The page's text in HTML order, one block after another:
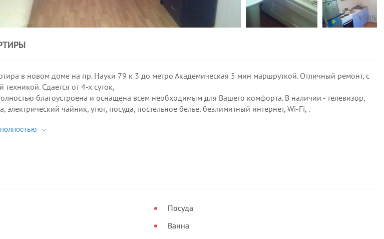
в новом доме на пр. Науки 79 к 3 до метро Академическая 5 мин маршруткой. Отличный ремонт, с
Сдается от 4-х суток,
благоустроена и оснащена всем необходимым для Вашего комфорта. В наличии - телевизор,
электрический чайник, утюг, посуда, постельное белье, безлимитный интернет, Wi-Fi, .
Посуда
Ванна